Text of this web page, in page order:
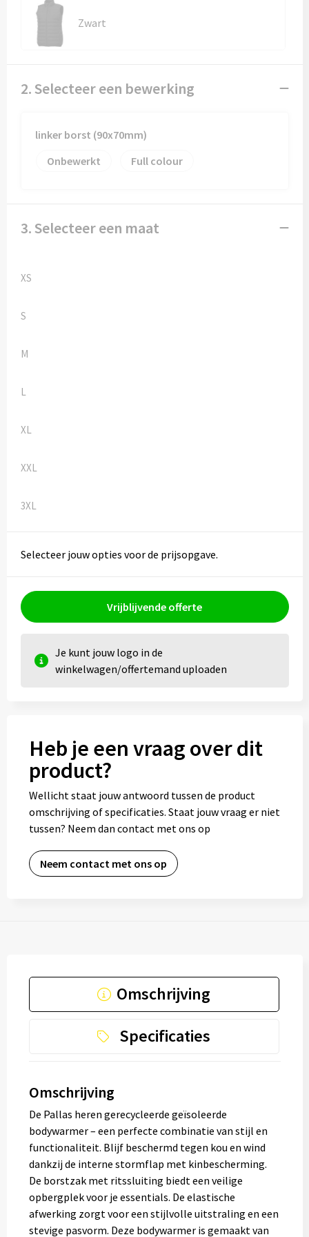
Kledingaccessoires
Ondergoed, Sokken en Nachtkleding
Zwart
2. Selecteer een bewerking
linker borst (90x70mm)
Onbewerkt
Full colour
3. Selecteer een maat
XS
S
M
L
XL
XXL
3XL
Selecteer jouw opties voor de prijsopgave.
Vrijblijvende offerte
Je kunt jouw logo in de
winkelwagen/offertemand uploaden
Heb je een vraag over dit
product?
Wellicht staat jouw antwoord tussen de product
omschrijving of specificaties. Staat jouw vraag er niet
tussen? Neem dan contact met ons op
Neem contact met ons op
Omschrijving
Specificaties
Omschrijving
De Pallas heren gerecycleerde geïsoleerde
bodywarmer – een perfecte combinatie van stijl en
functionaliteit. Blijf beschermd tegen kou en wind
dankzij de interne stormflap met kinbescherming.
De borstzak met ritssluiting biedt een veilige
opbergplek voor je essentials. De elastische
afwerking zorgt voor een stijlvolle uitstraling en een
stevige pasvorm. Deze bodywarmer is gemaakt van